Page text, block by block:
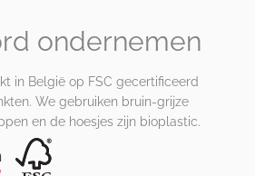
ondernemen
in België op FSC gecertificeerd
We gebruiken bruin-grijze
en de hoesjes zijn bioplastic.